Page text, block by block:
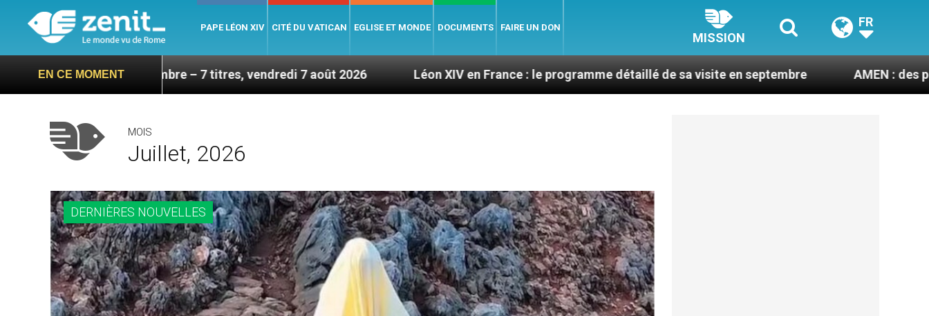
PAPE LÉON XIV CITÉ DU VATICAN EGLISE ET MONDE DOCUMENTS FAIRE UN DON
MISSION
FR
EN CE MOMENT
– 7 titres, vendredi 7 août 2026 Léon XIV en France : le programme détaillé de sa visite en septembre AMEN : des prêtres à portée de clic
MOIS
Juillet, 2026
DERNIÈRES NOUVELLES